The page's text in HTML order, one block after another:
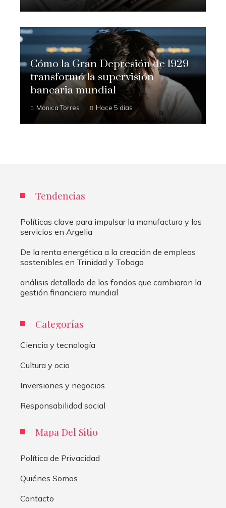
Cómo la Gran Depresión de 1929
transformó la supervisión
bancaria mundial
Monica Torres Hace 5 días
Tendencias
Políticas clave para impulsar la manufactura y los
servicios en Argelia
De la renta energética a la creación de empleos
sostenibles en Trinidad y Tobago
análisis detallado de los fondos que cambiaron la
gestión financiera mundial
Categorías
Ciencia y tecnología
Cultura y ocio
Inversiones y negocios
Responsabilidad social
Mapa Del Sitio
Política de Privacidad
Quiénes Somos
Contacto